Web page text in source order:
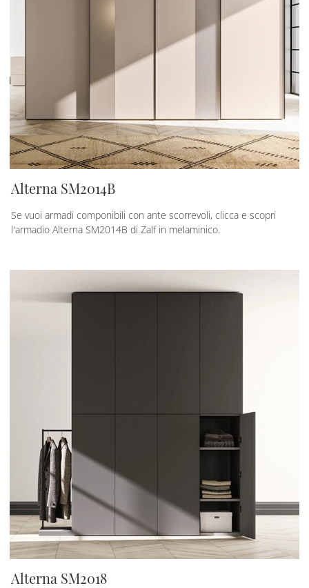
Alterna SM2014B
Se vuoi armadi componibili con ante scorrevoli, clicca e scopri
l'armadio Alterna SM2014B di Zalf in melaminico.
Alterna SM2018